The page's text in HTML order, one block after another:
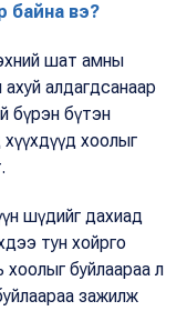
байна вэ?
шат амны
ахуй алдагдсанаар
бүрэн бүтэн
хоолыг
шүдийг дахиад
тун хойрго
хоолыг буйлаараа л
зажилж